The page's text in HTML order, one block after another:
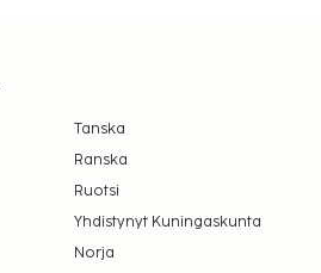
Tanska
Ranska
Ruotsi
Yhdistynyt Kuningaskunta
Norja